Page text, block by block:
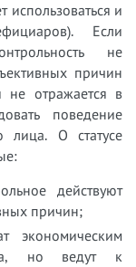
и
Если
не
причин
не отражается в
поведение
лица. О статусе
действуют
причин;
экономическим
но ведут к